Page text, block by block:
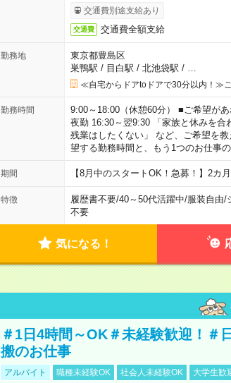
交通費別途支給あり
交通費 交通費全額支給
勤務地
東京都豊島区
巣鴨駅 / 目白駅 / 北池袋駅 /
≪自宅からドアtoドアで30分以内！≫ご
勤務時間
9:00～18:00（休憩60分） ■ご希望が
夜勤 16:30～翌9:30 「家族と休みを
残業はしたくない」 など、ご希望を
望する勤務時間と、もう1つのお仕事
期間 【8月中のスタートOK！急募！】2
特徴 履歴書不要/40～50代活躍中/服装自由/
不要
気になる！
＃1日4時間～OK＃未経験歓迎！＃
搬のお仕事
アルバイト 職種未経験OK 社会人未経験OK 大学生歓